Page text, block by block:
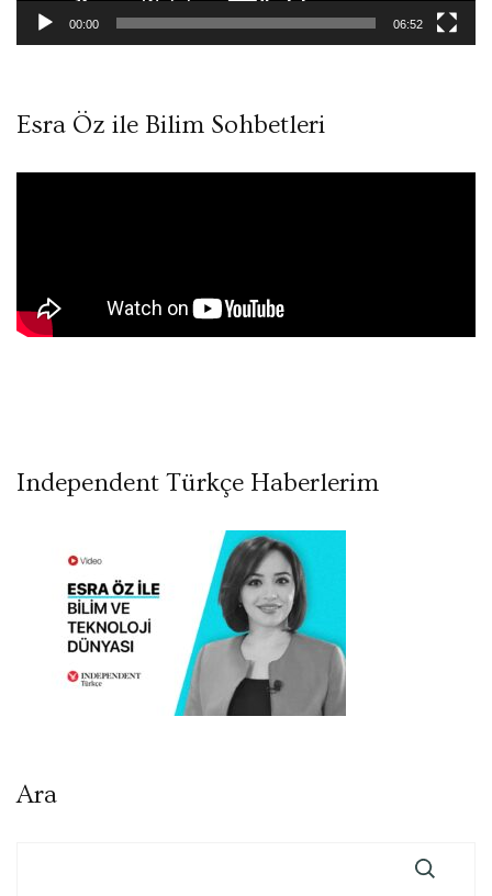
00:00 06:52
Esra Öz ile Bilim Sohbetleri
Independent Türkçe Haberlerim
Ara